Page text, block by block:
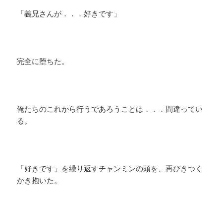
「義兄さんが．．．好きです」
完全に堕ちた。
俺たちのこれから行うであろうことは．．．間違ってい
る。
「好きです」を繰り返すチャンミンの頭を、再びきつく
かき抱いた。